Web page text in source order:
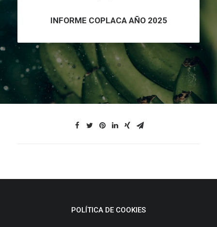
INFORME COPLACA AÑO 2025
POLÍTICA DE COOKIES